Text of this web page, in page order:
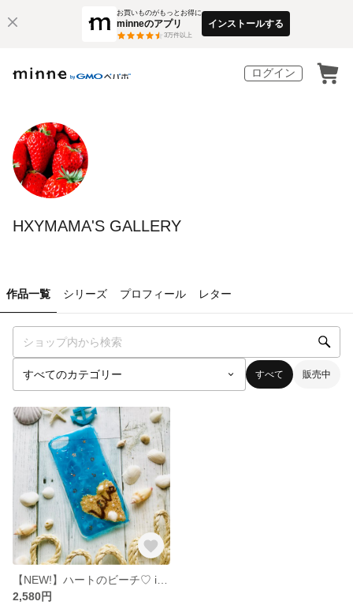
お買いものがもっとお得に
minneのアプリ
3万件以上
インストールする
ログイン
HXYMAMA'S GALLERY
作品一覧 シリーズ プロフィール レター
すべて 販売中
2,580円